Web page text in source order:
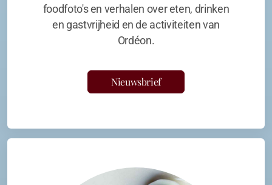
foodfoto's en verhalen over eten, drinken
en gastvrijheid en de activiteiten van
Ordéon.
Nieuwsbrief